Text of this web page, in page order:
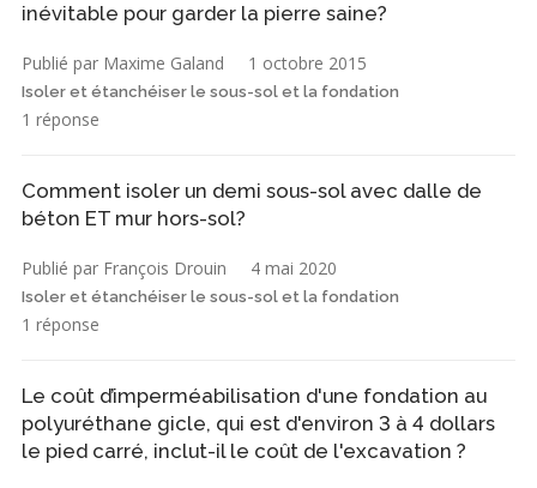
inévitable pour garder la pierre saine?
Publié par Maxime Galand 1 octobre 2015
Isoler et étanchéiser le sous-sol et la fondation
1 réponse
Comment isoler un demi sous-sol avec dalle de
béton ET mur hors-sol?
Publié par François Drouin 4 mai 2020
Isoler et étanchéiser le sous-sol et la fondation
1 réponse
Le coût d’imperméabilisation d'une fondation au
polyuréthane gicle, qui est d'environ 3 à 4 dollars
le pied carré, inclut-il le coût de l'excavation ?